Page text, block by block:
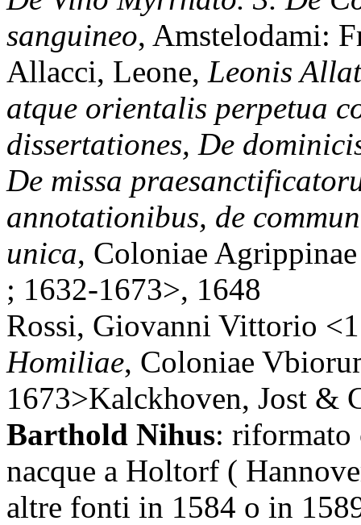
sanguineo, Amstelodami:
Allacci, Leone, Leonis
atque orientalis perpetua
dissertationes, De
De missa
annotationibus, de
unica, Coloniae
; 1632-1673>, 1648
Rossi, Giovanni Vittorio
Homiliae, Coloniae
1673>Kalckhoven, Jost &
Barthold Nihus: riformato
nacque a Holtorf (
altre fonti in 1584 o in